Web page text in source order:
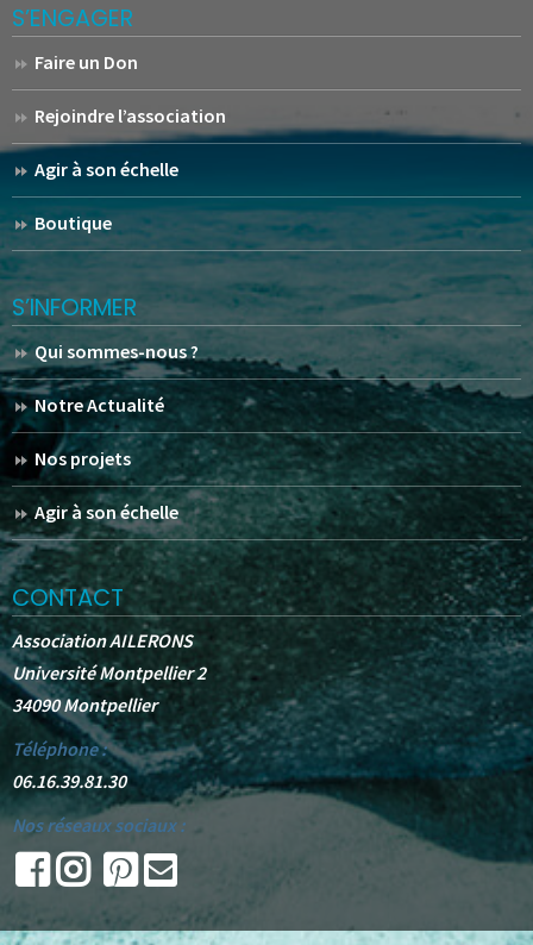
S’ENGAGER
Faire un Don
Rejoindre l’association
Agir à son échelle
Boutique
S’INFORMER
Qui sommes-nous ?
Notre Actualité
Nos projets
Agir à son échelle
CONTACT
Association AILERONS
Université Montpellier 2
34090 Montpellier
Téléphone :
06.16.39.81.30
Nos réseaux sociaux :